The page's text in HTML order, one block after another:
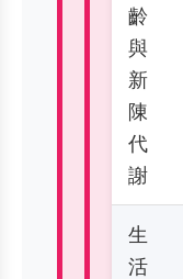
齡
與
新
陳
代
謝
生
活